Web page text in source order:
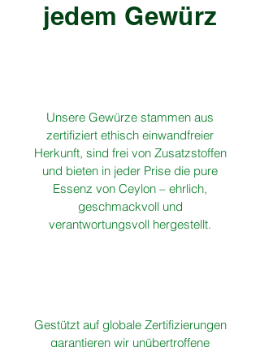
jedem Gewürz
Unsere Gewürze stammen aus
zertifiziert ethisch einwandfreier
Herkunft, sind frei von Zusatzstoffen
und bieten in jeder Prise die pure
Essenz von Ceylon – ehrlich,
geschmackvoll und
verantwortungsvoll hergestellt.
Gestützt auf globale Zertifizierungen
garantieren wir unübertroffene